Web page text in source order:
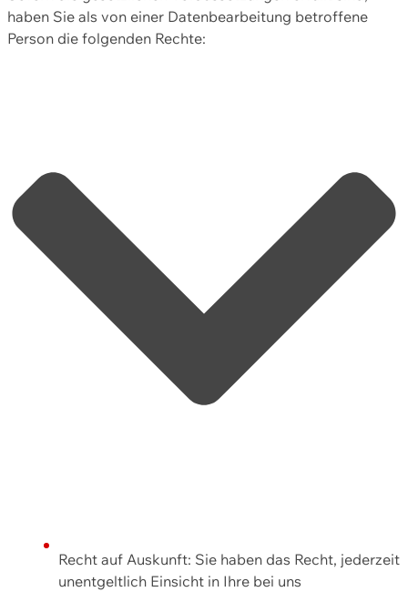
haben Sie als von einer Datenbearbeitung betroffene
Person die folgenden Rechte:
Recht auf Auskunft: Sie haben das Recht, jederzeit
unentgeltlich Einsicht in Ihre bei uns